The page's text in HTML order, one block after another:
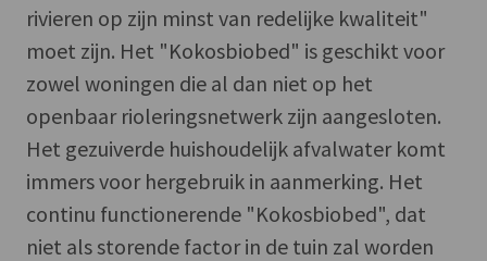
rivieren op zijn minst van redelijke kwaliteit"
moet zijn. Het "Kokosbiobed" is geschikt voor
zowel woningen die al dan niet op het
openbaar rioleringsnetwerk zijn aangesloten.
Het gezuiverde huishoudelijk afvalwater komt
immers voor hergebruik in aanmerking. Het
continu functionerende "Kokosbiobed", dat
niet als storende factor in de tuin zal worden